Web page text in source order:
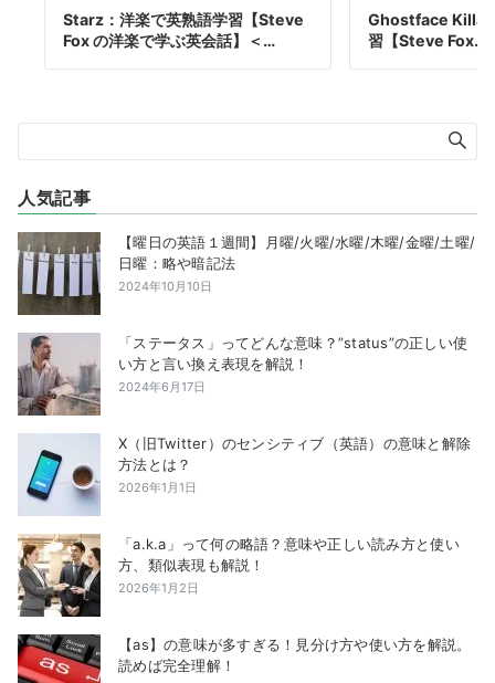
Starz：洋楽で英熟語学習【Steve
Fox の洋楽で学ぶ英会話】＜…
Ghostface
習【Steve Fox…
人気記事
【曜日の英語１週間】月曜/火曜/水曜/木曜/金曜/土曜/
日曜：略や暗記法
2024年10月10日
「ステータス」ってどんな意味？”status”の正しい使
い方と言い換え表現を解説！
2024年6月17日
X（旧Twitter）のセンシティブ（英語）の意味と解除
方法とは？
2026年1月1日
「a.k.a」って何の略語？意味や正しい読み方と使い
方、類似表現も解説！
2026年1月2日
【as】の意味が多すぎる！見分け方や使い方を解説。
読めば完全理解！